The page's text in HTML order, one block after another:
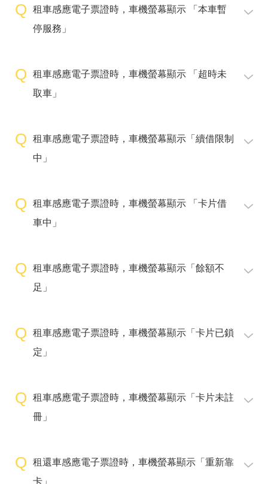
租車感應電子票證時，車機螢幕顯示 「本車暫
停服務」
租車感應電子票證時，車機螢幕顯示 「超時未
取車」
租車感應電子票證時，車機螢幕顯示「續借限制
中」
租車感應電子票證時，車機螢幕顯示 「卡片借
車中」
租車感應電子票證時，車機螢幕顯示「餘額不
足」
租車感應電子票證時，車機螢幕顯示「卡片已鎖
定」
租車感應電子票證時，車機螢幕顯示「卡片未註
冊」
租還車感應電子票證時，車機螢幕顯示「重新靠
卡」